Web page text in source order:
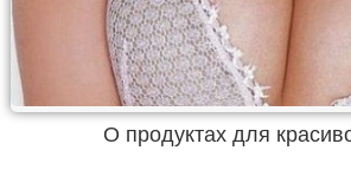
О продуктах для